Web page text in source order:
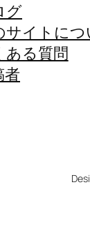
グ
サイトにつ
ある質問
者